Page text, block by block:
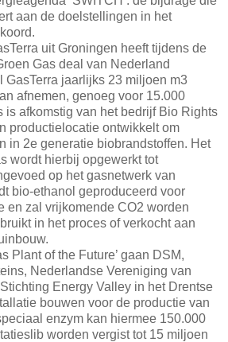
aan de doelstellingen in het
uit Groningen heeft tijdens de
Gas deal van Nederland
GasTerra jaarlijks 23 miljoen m3
afnemen, genoeg voor 15.000
is afkomstig van het bedrijf Bio Rights
productielocatie ontwikkelt om
in 2e generatie biobrandstoffen. Het
wordt hierbij opgewerkt tot
op het gasnetwerk van
bio-ethanol geproduceerd voor
en zal vrijkomende CO2 worden
in het proces of verkocht aan
Plant of the Future’ gaan DSM,
Nederlandse Vereniging van
Energy Valley in het Drentse
bouwen voor de productie van
enzym kan hiermee 150.000
worden vergist tot 15 miljoen